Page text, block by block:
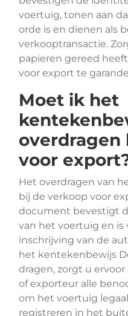
voertuig, tonen aan
orde is en dienen als
verkooptransactie.
papieren gereed
voor export te
Moet ik het
overdragen
voor
Het overdragen van
bij de verkoop voor
document bevestigt
van het voertuig en is
inschrijving van de
het kentekenbewijs
dragen, zorgt u
of exporteur alle
om het voertuig
registreren in het